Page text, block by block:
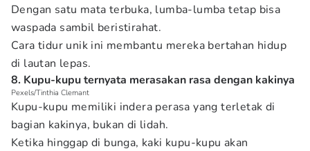
Dengan satu mata terbuka, lumba-lumba tetap bisa
waspada sambil beristirahat.
Cara tidur unik ini membantu mereka bertahan hidup
di lautan lepas.
8. Kupu-kupu ternyata merasakan rasa dengan kakinya
Pexels/Tinthia Clemant
Kupu-kupu memiliki indera perasa yang terletak di
bagian kakinya, bukan di lidah.
Ketika hinggap di bunga, kaki kupu-kupu akan